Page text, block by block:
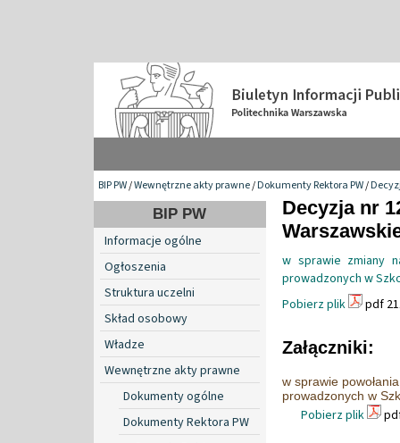
BIP PW/Wewnętrzne akty prawne/Dokumenty Rektora PW/
BIP PW
Informacje ogólne
Ogłoszenia
Struktura uczelni
Skład osobowy
Władze
Wewnętrzne akty prawne
Dokumenty ogólne
Dokumenty Rektora PW
Decyzja nr
w sprawie zmiany
prowadzonych w
Pobierz plik
pdf
Załączniki:
w sprawie
prowadzonych w
Pobierz plik